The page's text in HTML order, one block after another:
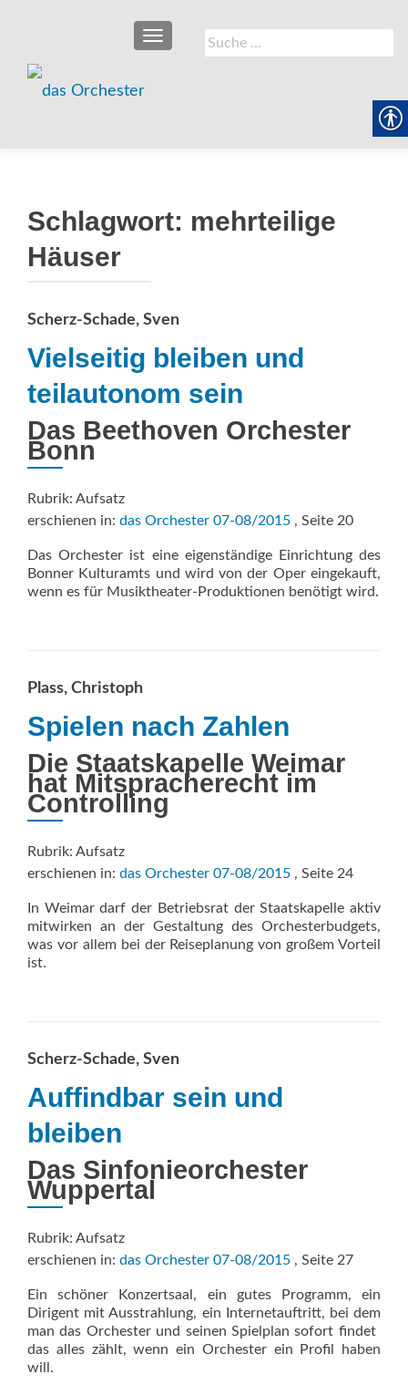
Suche
nach:
SCHALTE NAVIGATION
Schlagwort: mehrteilige
Häuser
Scherz-Schade, Sven
Vielseitig bleiben und
teilautonom sein
Das Beethoven Orchester
Bonn
Rubrik: Aufsatz
erschienen in: das Orchester 07-08/2015 , Seite 20
Das Orchester ist eine eigenständige Einrichtung des
Bonner Kulturamts und wird von der Oper eingekauft,
wenn es für Musiktheater-Produktionen benötigt wird.
Plass, Christoph
Spielen nach Zahlen
Die Staatskapelle Weimar
hat Mitspracherecht im
Controlling
Rubrik: Aufsatz
erschienen in: das Orchester 07-08/2015 , Seite 24
In Weimar darf der Betriebsrat der Staatskapelle aktiv
mitwirken an der Gestaltung des Orchesterbudgets,
was vor allem bei der Reiseplanung von großem Vorteil
ist.
Scherz-Schade, Sven
Auffindbar sein und
bleiben
Das Sinfonieorchester
Wuppertal
Rubrik: Aufsatz
erschienen in: das Orchester 07-08/2015 , Seite 27
Ein schöner Konzertsaal, ein gutes Programm, ein
Dirigent mit Ausstrahlung, ein Internetauftritt, bei dem
man das Orchester und seinen Spielplan sofort findet 
das alles zählt, wenn ein Orchester ein Profil haben
will.